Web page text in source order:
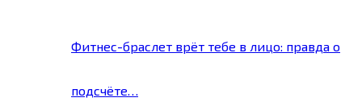
Фитнес-браслет врёт тебе в лицо: правда о
подсчёте…